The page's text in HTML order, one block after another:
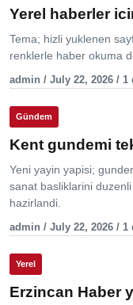
Yerel haberler
Tema; hizli yuklenen
renklerle haber okuma
admin / July 22, 2026 /
Gündem
Kent gundemi
Yeni yayin yapisi;
sanat basliklarini
hazirlandi.
admin / July 22, 2026 /
Yerel
Erzincan Haber